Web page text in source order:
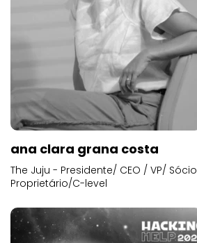
ana clara grana costa
The Juju - Presidente/ CEO / VP/ Sócio
Proprietário/C-level